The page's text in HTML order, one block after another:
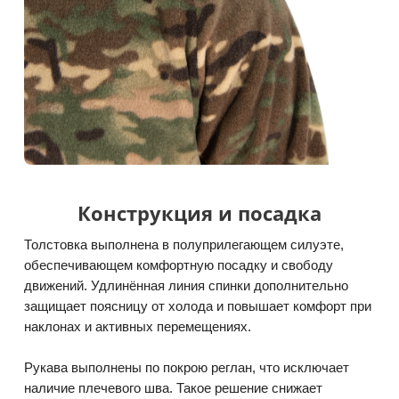
Конструкция и посадка
Толстовка выполнена в полуприлегающем силуэте,
обеспечивающем комфортную посадку и свободу
движений. Удлинённая линия спинки дополнительно
защищает поясницу от холода и повышает комфорт при
наклонах и активных перемещениях.
Рукава выполнены по покрою реглан, что исключает
наличие плечевого шва. Такое решение снижает